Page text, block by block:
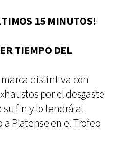
15 MINUTOS!
TIEMPO DEL
distintiva con
por el desgaste
su fin y lo tendrá al
Platense en el Trofeo